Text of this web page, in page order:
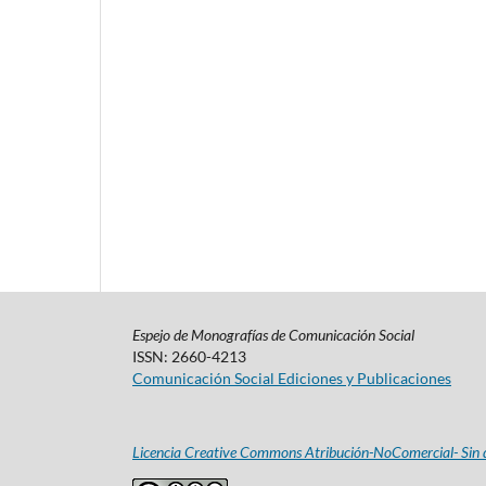
Espejo de Monografías de Comunicación Social
ISSN: 2660-4213
Comunicación Social Ediciones y Publicaciones
Licencia Creative Commons Atribución-NoComercial-